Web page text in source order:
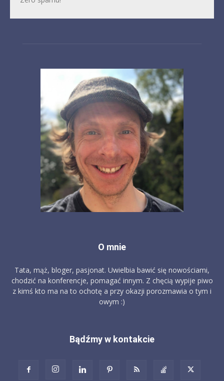
O mnie
Tata, mąż, bloger, pasjonat. Uwielbia bawić się nowościami,
chodzić na konferencje, pomagać innym. Z chęcią wypije piwo
z kimś kto ma na to ochotę a przy okazji porozmawia o tym i
owym :)
Bądźmy w kontakcie